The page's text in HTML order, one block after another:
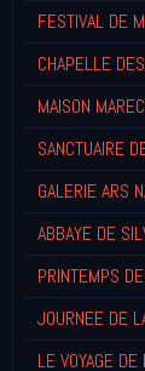
FESTIVAL DE
CHAPELLE
MAISON
SANCTUAIRE
GALERIE ARS
ABBAYE DE
PRINTEMPS
JOURNEE DE
LE VOYAGE